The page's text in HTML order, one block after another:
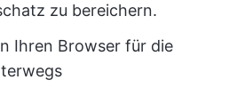
zu bereichern.
Ihren Browser für die